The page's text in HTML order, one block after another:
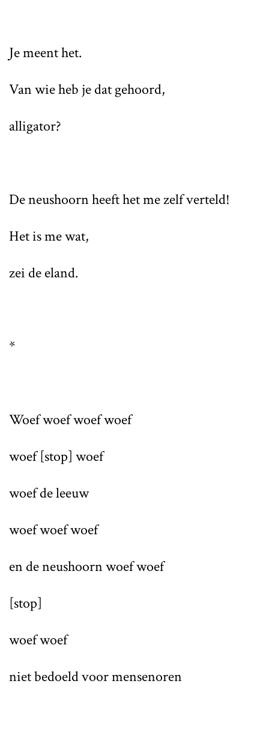
Je meent het.
Van wie heb je dat gehoord,
alligator?
De neushoorn heeft het me zelf verteld!
Het is me wat,
zei de eland.
*
Woef woef woef woef
woef [stop] woef
woef de leeuw
woef woef woef
en de neushoorn woef woef
[stop]
woef woef
niet bedoeld voor mensenoren